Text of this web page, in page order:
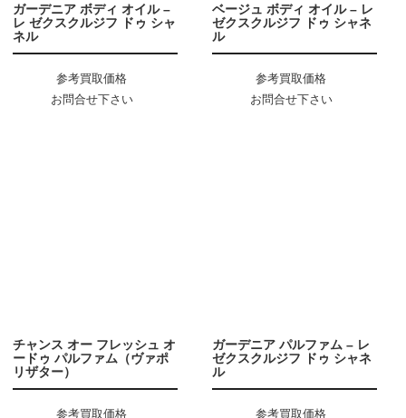
ガーデニア ボディ オイル –
レ ゼクスクルジフ ドゥ シャ
ネル
参考買取価格
お問合せ下さい
ベージュ ボディ オイル – レ
ゼクスクルジフ ドゥ シャネ
ル
参考買取価格
お問合せ下さい
チャンス オー フレッシュ オ
ードゥ パルファム（ヴァポ
リザター）
参考買取価格
ガーデニア パルファム – レ
ゼクスクルジフ ドゥ シャネ
ル
参考買取価格